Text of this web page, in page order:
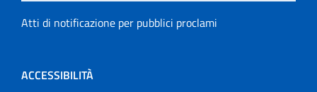
Atti di notificazione per pubblici proclami
ACCESSIBILITÀ